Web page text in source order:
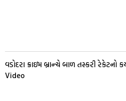
વડોદરા ક્રાઇમ બ્રાન્ચે બાળ તસ્કરી રેકેટનો
Video